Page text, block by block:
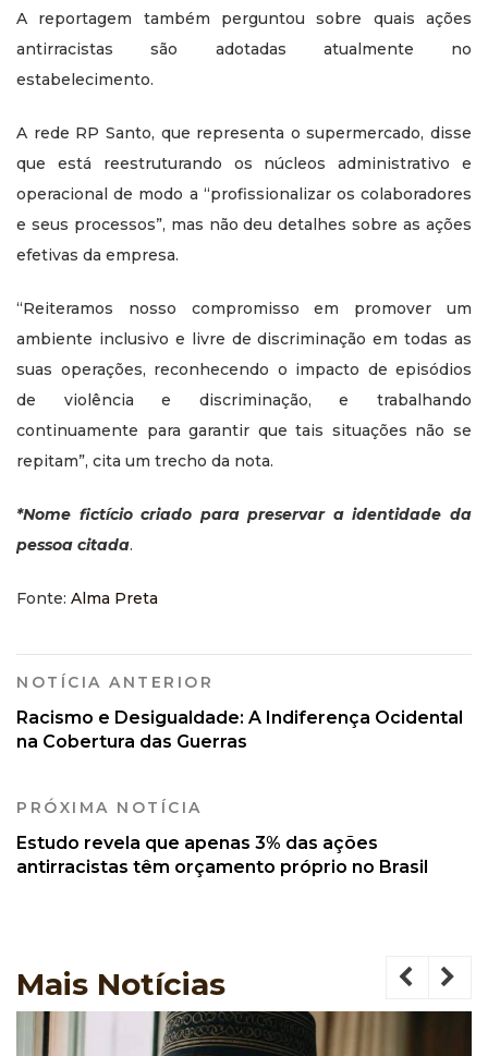
A reportagem também perguntou sobre quais ações
antirracistas são adotadas atualmente no
estabelecimento.
A rede RP Santo, que representa o supermercado, disse
que está reestruturando os núcleos administrativo e
operacional de modo a “profissionalizar os colaboradores
e seus processos”, mas não deu detalhes sobre as ações
efetivas da empresa.
“Reiteramos nosso compromisso em promover um
ambiente inclusivo e livre de discriminação em todas as
suas operações, reconhecendo o impacto de episódios
de violência e discriminação, e trabalhando
continuamente para garantir que tais situações não se
repitam”, cita um trecho da nota.
*Nome fictício criado para preservar a identidade da
pessoa citada.
Fonte: Alma Preta
NOTÍCIA ANTERIOR
Racismo e Desigualdade: A Indiferença Ocidental
na Cobertura das Guerras
PRÓXIMA NOTÍCIA
Estudo revela que apenas 3% das ações
antirracistas têm orçamento próprio no Brasil
Mais Notícias